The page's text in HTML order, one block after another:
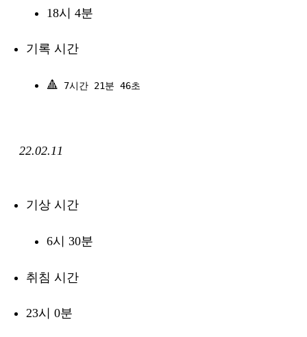
18시 4분
기록 시간
🔺 7시간 21분 46초
22.02.11
기상 시간
6시 30분
취침 시간
23시 0분